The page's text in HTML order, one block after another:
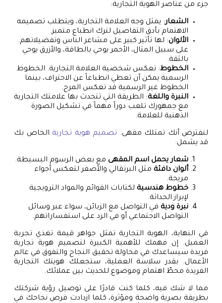
جزء من عناصر الهوية التجارية:
الشعار: يمثل وجه العلامة التجارية، ويتطلب تصميمه
الاهتمام بأدق التفاصيل لترك انطباع متميز.
الألوان: لها تأثير كبير على مشاعر الناس وتفضيلاتهم.
على سبيل المثال، الأحمر يوحي بالطاقة، والأزرق يوحي
بالثقة.
الخطوط: تعكس شخصية العلامة التجارية. الخطوط
الرسمية يمكن أن تعطي انطباعاً عن الاحتراف، بينما
الخطوط غير الرسمية قد تعكس المرح.
النبرة واللغة: الطريقة التي تتحدث بها علامتك التجارية
مع جمهورك تلعب دوراً مهماً في تشكيل الصورة
الذهنية للعلامة.
لنفترض أنك تمتلك مقهى. تصميم هوية تجارية الخاص بك
قد يشمل:
شعار يحمل اسم المقهى مع بعض الرسوم البسيطة.
ألوان دافئة مثل البرتقالي والأصفر لتعكس أجواء
مريحة.
خطوط هندسية لكتابات القوائم والمواد الترويجية
لإبراز الحداثة.
نبرة ودية في التواصل مع الزبائن، سواء عبر وسائل
التواصل الاجتماعي أو في الرد على استفساراتهم.
في النهاية، الهوية التجارية تمثل جواهر قيمة تغذي تجربة
العميل. إن فهمك للأهمية الكبيرة لتصميم هوية تجارية
فريدة سيساعدك في محاولة تحقيق النجاح والتفوق في عالم
الأعمال. بقدر سلاسة العملية، ستجعلك هويتك التجارية
الفريدة محطّ اهتمام وموضوع للحديث بين عملائك.
مما لا شك فيه، كلما كنت قادرًا على توصيل رؤية شركتك
بطريقة بصرية واضحة ومؤثرة، كلما ازدادت فرص نجاحك في